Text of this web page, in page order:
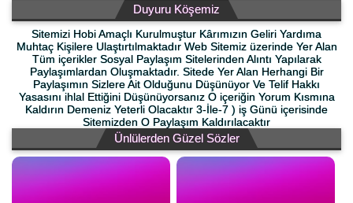
Duyuru Köşemiz
Sitemizi Hobi Amaçlı Kurulmuştur Kârımızın Geliri Yardıma
Muhtaç Kişilere Ulaştırtılmaktadır Web Sitemiz üzerinde Yer Alan
Tüm içerikler Sosyal Paylaşım Sitelerinden Alıntı Yapılarak
Paylaşımlardan Oluşmaktadır. Sitede Yer Alan Herhangi Bir
Paylaşımın Sizlere Ait Olduğunu Düşünüyor Ve Telif Hakkı
Yasasını ihlal Ettiğini Düşünüyorsanız O içeriğin Yorum Kısmına
Kaldırın Demeniz Yeterli Olacaktır 3-İle-7 ) iş Günü içerisinde
Sitemizden O Paylaşım Kaldırılacaktır
Ünlülerden Güzel Sözler